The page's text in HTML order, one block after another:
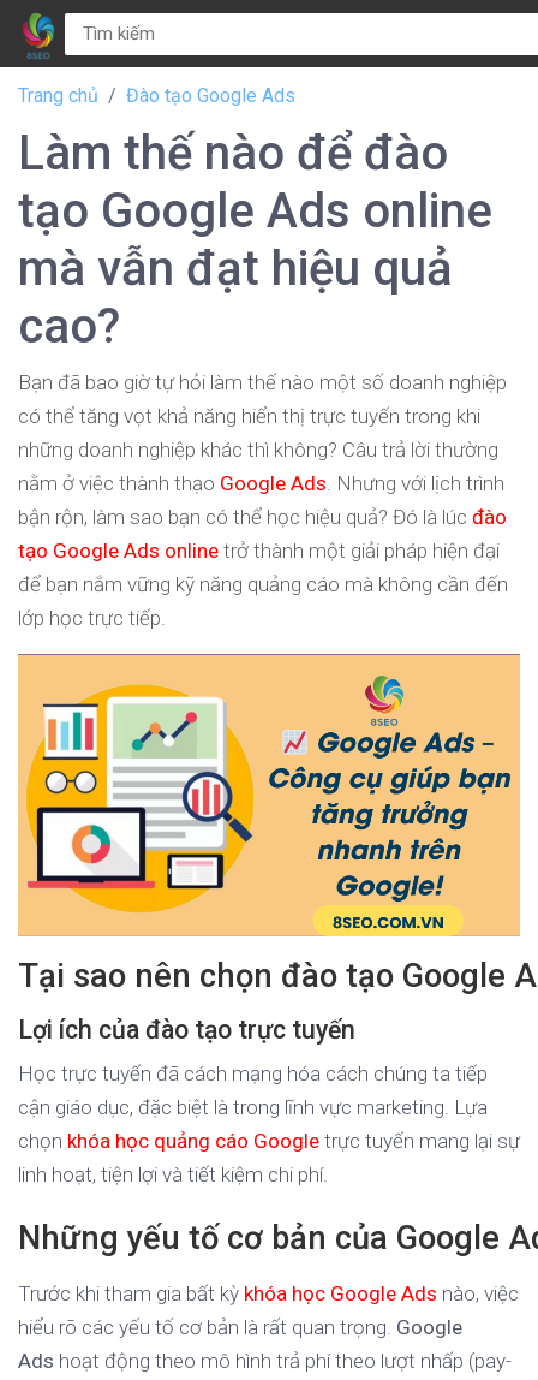
Trang chủ Đào tạo Google Ads
Làm thế nào để đào
tạo Google Ads online
mà vẫn đạt hiệu quả
cao?
Bạn đã bao giờ tự hỏi làm thế nào một số doanh nghiệp
có thể tăng vọt khả năng hiển thị trực tuyến trong khi
những doanh nghiệp khác thì không? Câu trả lời thường
nằm ở việc thành thạo Google Ads. Nhưng với lịch trình
bận rộn, làm sao bạn có thể học hiệu quả? Đó là lúc đào
tạo Google Ads online trở thành một giải pháp hiện đại
để bạn nắm vững kỹ năng quảng cáo mà không cần đến
lớp học trực tiếp.
Tại sao nên chọn đào tạo Google
Lợi ích của đào tạo trực tuyến
Học trực tuyến đã cách mạng hóa cách chúng ta tiếp
cận giáo dục, đặc biệt là trong lĩnh vực marketing. Lựa
chọn khóa học quảng cáo Google trực tuyến mang lại sự
linh hoạt, tiện lợi và tiết kiệm chi phí.
Những yếu tố cơ bản của Google
Trước khi tham gia bất kỳ khóa học Google Ads nào, việc
hiểu rõ các yếu tố cơ bản là rất quan trọng. Google
Ads hoạt động theo mô hình trả phí theo lượt nhấp (pay-